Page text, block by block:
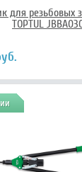
для резьбовых
TOPTUL